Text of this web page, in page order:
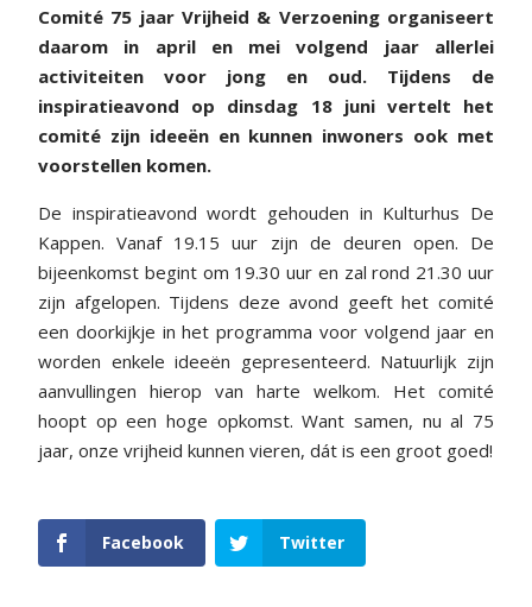
Comité 75 jaar Vrijheid & Verzoening organiseert
daarom in april en mei volgend jaar allerlei
activiteiten voor jong en oud. Tijdens de
inspiratieavond op dinsdag 18 juni vertelt het
comité zijn ideeën en kunnen inwoners ook met
voorstellen komen.
De inspiratieavond wordt gehouden in Kulturhus De
Kappen. Vanaf 19.15 uur zijn de deuren open. De
bijeenkomst begint om 19.30 uur en zal rond 21.30 uur
zijn afgelopen. Tijdens deze avond geeft het comité
een doorkijkje in het programma voor volgend jaar en
worden enkele ideeën gepresenteerd. Natuurlijk zijn
aanvullingen hierop van harte welkom. Het comité
hoopt op een hoge opkomst. Want samen, nu al 75
jaar, onze vrijheid kunnen vieren, dát is een groot goed!
Facebook Twitter